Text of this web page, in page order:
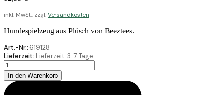
inkl. MwSt., zzgl.Versandkosten
Hundespielzeug aus Plüsch von Beeztees.
Art.-Nr.: 619128
Lieferzeit: Lieferzeit: 3-7 Tage
Beeztees
Plüsch
Spielzeug
Koala
In den Warenkorb